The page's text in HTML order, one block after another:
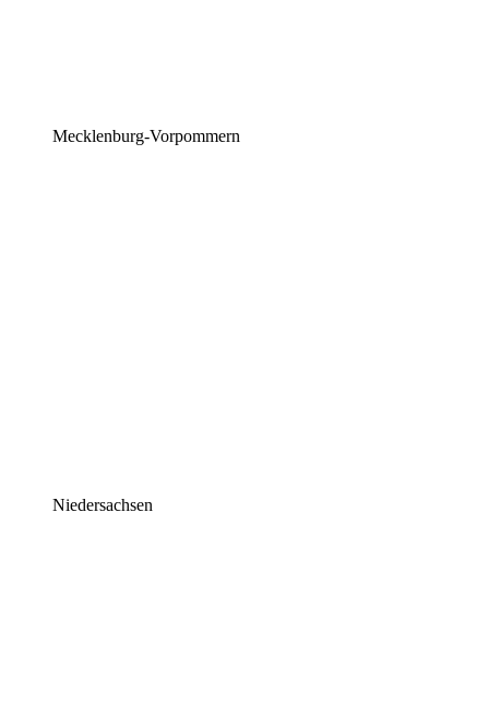
Mecklenburg-Vorpommern
Niedersachsen